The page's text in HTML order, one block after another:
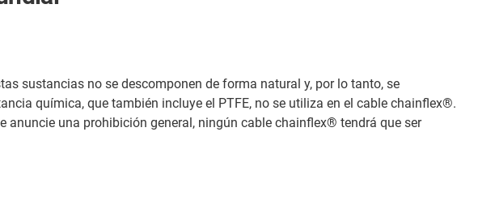
sustancias no se descomponen de forma natural y, por lo tanto, se
química, que también incluye el PTFE, no se utiliza en el cable chainflex®.
una prohibición general, ningún cable chainflex® tendrá que ser